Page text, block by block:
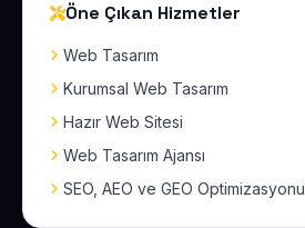
Öne Çıkan Hizmetler
Web Tasarım
Kurumsal Web Tasarım
Hazır Web Sitesi
Web Tasarım Ajansı
SEO, AEO ve GEO Optimizasyonu